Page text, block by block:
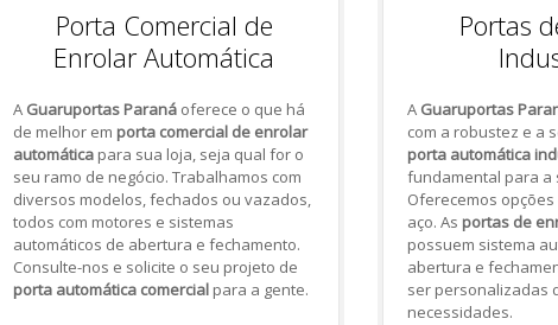
Porta Comercial de
Enrolar Automática
A Guaruportas Paranáoferece o que há
de melhor em porta comercial de enrolar
automáticapara sua loja, seja qual for o
seu ramo de negócio. Trabalhamos com
diversos modelos, fechados ou vazados,
todos com motores e sistemas
automáticos de abertura e fechamento.
Consulte-nos e solicite o seu projeto de
porta automática comercialpara a gente.
Portas
A Guaruportas
com a robustez e a
porta automática
fundamental para a
Oferecemos
aço. As portas de
possuem sistema
abertura e
ser personalizadas
necessidades.